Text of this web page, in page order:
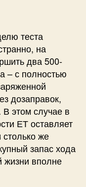
теста
на
два 500-
– с полностью
дозаправок,
этом случае в
ЕТ оставляет
же
запас хода
жизни вполне